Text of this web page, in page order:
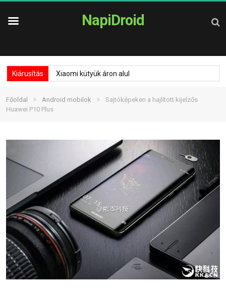
NapiDroid
Kiárusítás Xiaomi kütyük áron alul
Főoldal » Android mobilok »
Sajtóképeken a hajlított kijelzős
Huawei P10 Plus